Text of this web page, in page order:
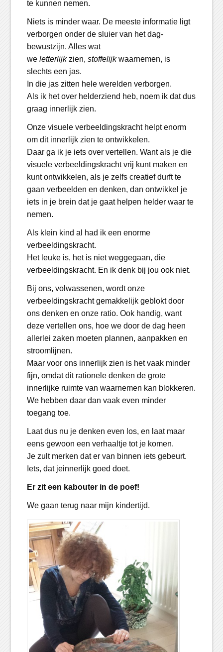
te kunnen nemen.
Niets is minder waar. De meeste informatie ligt
verborgen onder de sluier van het dag-
bewustzijn. Alles wat
we letterlijkzien, stoffelijkwaarnemen, is
slechts een jas.
In die jas zitten hele werelden verborgen.
Als ik het over helderziend heb, noem ik dat dus
graag innerlijk zien.
Onze visuele verbeeldingskracht helpt enorm
om dit innerlijk zien te ontwikkelen.
Daar ga ik je iets over vertellen. Want als je die
visuele verbeeldingskracht vrij kunt maken en
kunt ontwikkelen, als je zelfs creatief durft te
gaan verbeelden en denken, dan ontwikkel je
iets in je brein dat je gaat helpen helder waar te
nemen.
Als klein kind al had ik een enorme
verbeeldingskracht.
Het leuke is, het is niet weggegaan, die
verbeeldingskracht. En ik denk bij jou ook niet.
Bij ons, volwassenen, wordt onze
verbeeldingskracht gemakkelijk geblokt door
ons denken en onze ratio. Ook handig, want
deze vertellen ons, hoe we door de dag heen
allerlei zaken moeten plannen, aanpakken en
stroomlijnen.
Maar voor ons innerlijk zien is het vaak minder
fijn, omdat dit rationele denken de grote
innerlijke ruimte van waarnemen kan blokkeren.
We hebben daar dan vaak even minder
toegang toe.
Laat dus nu je denken even los, en laat maar
eens gewoon een verhaaltje tot je komen.
Je zult merken dat er van binnen iets gebeurt.
Iets, dat jeinnerlijk goed doet.
Er zit een kabouter in de poef!
We gaan terug naar mijn kindertijd.